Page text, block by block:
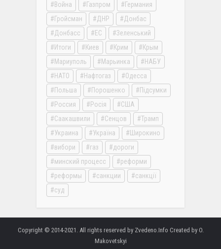
Война
Газпром
Германия
Гройсман
ДНР
Донбас
Донбасс
ЕС
Зеленський
Итоги
Киев Крим
Крым
Мариуполь
Марьинка
НАБУ
НАТО
Нафтогаз
Одесса
Польша
Порошенко
Підсумки
Россия
Росія
США
Саакашвили
Сенцов
Трамп
Украина
Україна
Широкино
вибори
газ
дороги
минский процесс
реформи
реформы
санкции
санкції
суд
Copyright © 2014-2021. All rights reserved by Zvedeno.Info Created by O.
Makovetskyi